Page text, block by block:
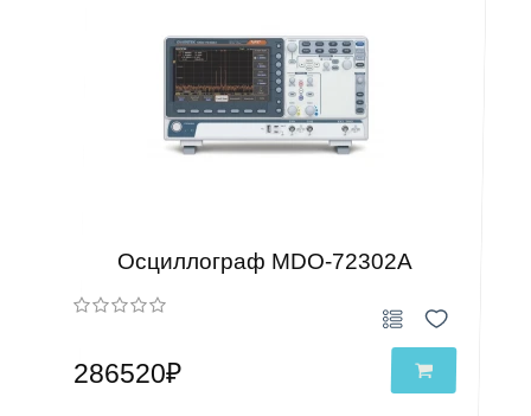
Осциллограф MDO-72302A
286520₽